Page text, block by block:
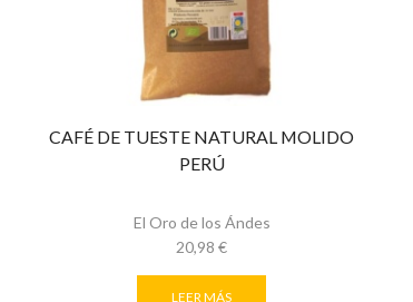
CAFÉ DE TUESTE NATURAL MOLIDO
PERÚ
El Oro de los Ándes
20,98€
LEER MÁS